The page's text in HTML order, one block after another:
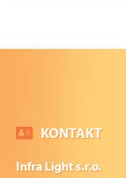
KONTAKT
Infra Light s.r.o.